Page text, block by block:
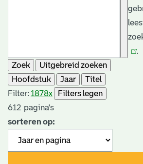
.
Zoek
Uitgebreid zoeken
Hoofdstuk
Jaar
Titel
Filter: 1878x
Filters legen
612 pagina's
sorteren op: